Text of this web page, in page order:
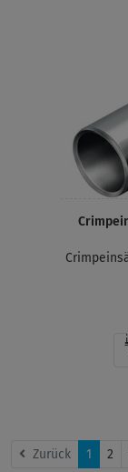
Zurück 1 2